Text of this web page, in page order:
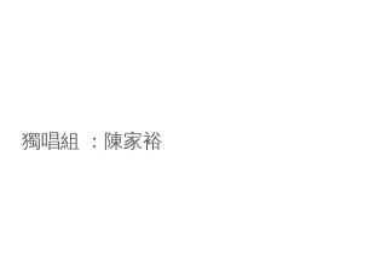
獨唱組 ：陳家裕